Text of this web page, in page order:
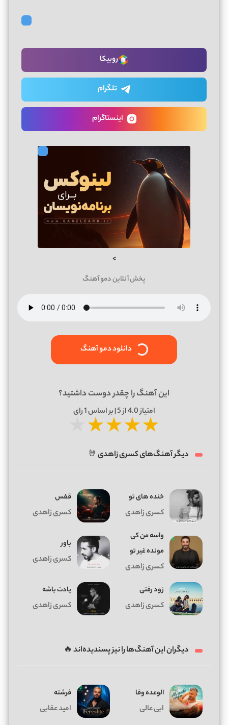
روبیکا
تلگرام
اینستاگرام
>
پخش آنلاین دمو آهنگ
دانلود دمو آهنگ
این آهنگ را چقدر دوست داشتید؟
امتیاز4.0از 5 | بر اساس 1رای
★★★★
دیگر آهنگ‌های کسری زاهدی 🤘
خنده های تو
کسری زاهدی
قفس
کسری زاهدی
واسه من کی
مونده غیر تو
کسری زاهدی
باور
کسری زاهدی
زود رفتی
کسری زاهدی
یادت باشه
کسری زاهدی
دیگران این آهنگ‌ها را نیز پسندیده‌اند 🔥
الوعده وفا
ابی عالی
فرشته
امید عقابی